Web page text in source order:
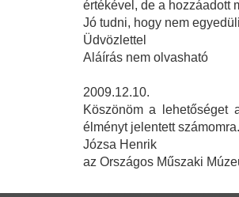
értékével, de a hozzáadott
Jó tudni, hogy nem
Üdvözlettel
Aláírás nem olvasható
2009.12.10.
Köszönöm a lehetőséget
élményt jelentett számomra.
Józsa Henrik
az Országos Műszaki